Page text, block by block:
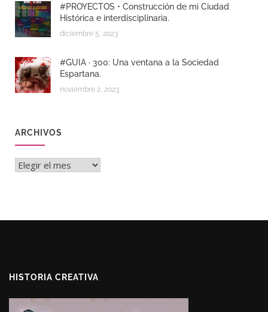
#PROYECTOS • Construcción de mi Ciudad
Histórica e interdisciplinaria.
diciembre 5, 2023
#GUIA · 300: Una ventana a la Sociedad
Espartana.
noviembre 2, 2023
ARCHIVOS
Archivos
HISTORIA CREATIVA